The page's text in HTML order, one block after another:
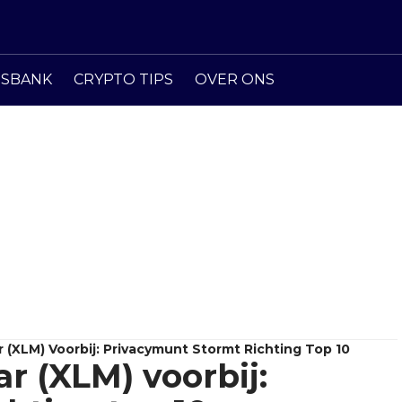
CRYPTO TIPS OVER ONS
(XLM) Voorbij: Privacymunt Stormt Richting Top 10
(XLM) voorbij: